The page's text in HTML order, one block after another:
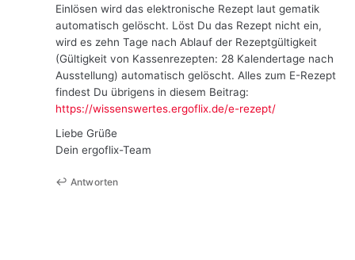
Einlösen wird das elektronische Rezept laut gematik
automatisch gelöscht. Löst Du das Rezept nicht ein,
wird es zehn Tage nach Ablauf der Rezeptgültigkeit
(Gültigkeit von Kassenrezepten: 28 Kalendertage nach
Ausstellung) automatisch gelöscht. Alles zum E-Rezept
findest Du übrigens in diesem Beitrag:
https://wissenswertes.ergoflix.de/e-rezept/
Liebe Grüße
Dein ergoflix-Team
Antworten